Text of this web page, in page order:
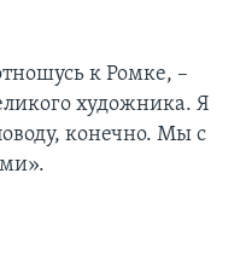
к Ромке, –
художника. Я
конечно. Мы с